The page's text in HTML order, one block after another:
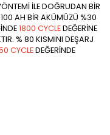
İLE DOĞRUDAN BİR
AH BİR AKÜMÜZÜ %30
1800 CYCLEDEĞERİNE
% 80 KISMINI DEŞARJ
CYCLEDEĞERİNDE